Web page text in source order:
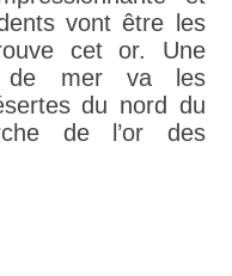
vont être les
cet or. Une
de mer va les
du nord du
de l’or des